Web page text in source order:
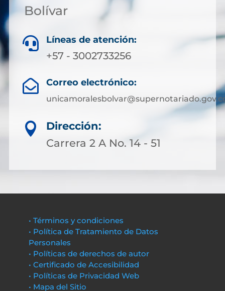
Bolívar
 Líneas de atención:
+57 - 3002733256
 Correo electrónico:

Dirección:
Carrera 2 A No. 14 - 51
• Términos y condiciones
• Política de Tratamiento de Datos
Personales
• Políticas de derechos de autor
• Certificado de Accesibilidad
• Políticas de Privacidad Web
• Mapa del Sitio